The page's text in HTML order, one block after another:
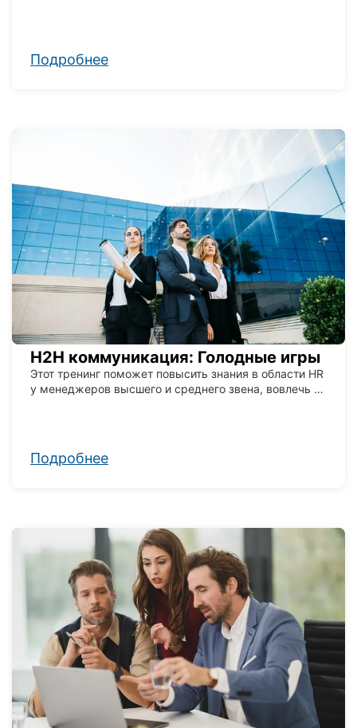
Подробнее
H2H коммуникация: Голодные игры
Этот тренинг поможет повысить знания в области HR
у менеджеров высшего и среднего звена, вовлечь их
Подробнее